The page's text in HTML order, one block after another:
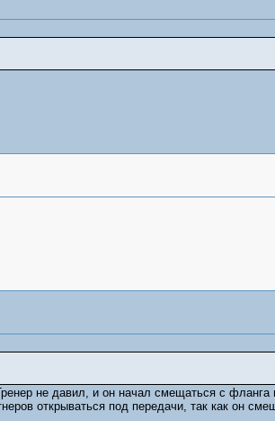
не давил, и он начал смещаться с фланга
открываться под передачи, так как он